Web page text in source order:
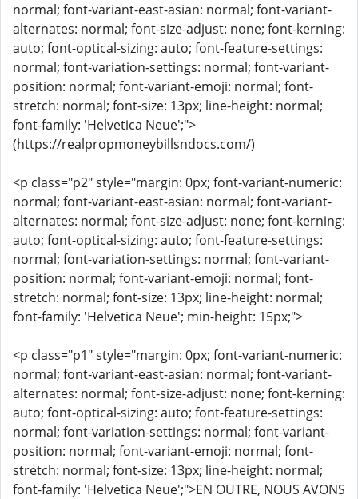
normal; font-variant-east-asian: normal; font-variant-
alternates: normal; font-size-adjust: none; font-kerning:
auto; font-optical-sizing: auto; font-feature-settings:
normal; font-variation-settings: normal; font-variant-
position: normal; font-variant-emoji: normal; font-
stretch: normal; font-size: 13px; line-height: normal;
font-family: 'Helvetica Neue';">
(https://realpropmoneybillsndocs.com/)
<p class="p2" style="margin: 0px; font-variant-numeric:
normal; font-variant-east-asian: normal; font-variant-
alternates: normal; font-size-adjust: none; font-kerning:
auto; font-optical-sizing: auto; font-feature-settings:
normal; font-variation-settings: normal; font-variant-
position: normal; font-variant-emoji: normal; font-
stretch: normal; font-size: 13px; line-height: normal;
font-family: 'Helvetica Neue'; min-height: 15px;">
<p class="p1" style="margin: 0px; font-variant-numeric:
normal; font-variant-east-asian: normal; font-variant-
alternates: normal; font-size-adjust: none; font-kerning:
auto; font-optical-sizing: auto; font-feature-settings:
normal; font-variation-settings: normal; font-variant-
position: normal; font-variant-emoji: normal; font-
stretch: normal; font-size: 13px; line-height: normal;
font-family: 'Helvetica Neue';">EN OUTRE, NOUS AVONS